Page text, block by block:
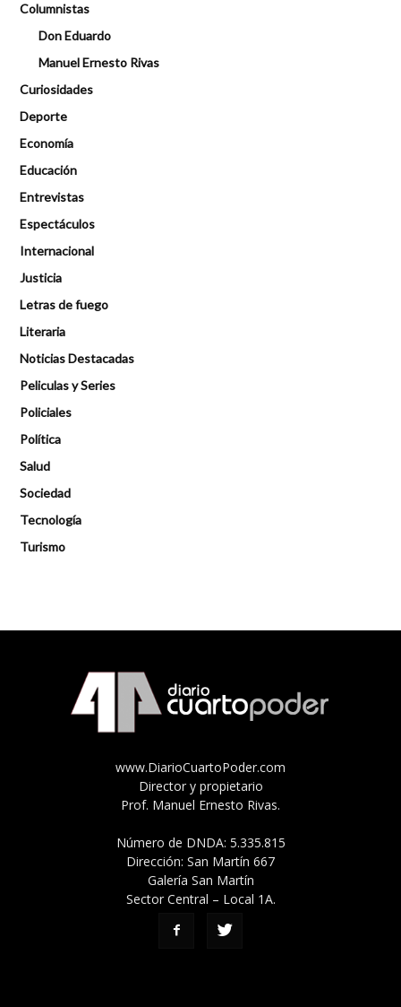
Columnistas
Don Eduardo
Manuel Ernesto Rivas
Curiosidades
Deporte
Economía
Educación
Entrevistas
Espectáculos
Internacional
Justicia
Letras de fuego
Literaria
Noticias Destacadas
Peliculas y Series
Policiales
Política
Salud
Sociedad
Tecnología
Turismo
www.DiarioCuartoPoder.com
Director y propietario
Prof. Manuel Ernesto Rivas.
Número de DNDA: 5.335.815
Dirección: San Martín 667
Galería San Martín
Sector Central – Local 1A.